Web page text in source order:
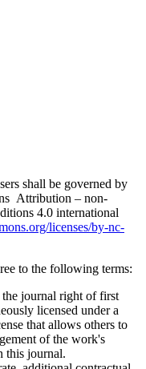
shall be governed by
Attribution – non-
4.0 international
licenses/by-nc-
to the following terms:
journal right of first
licensed under a
that allows others to
of the work's
this journal.